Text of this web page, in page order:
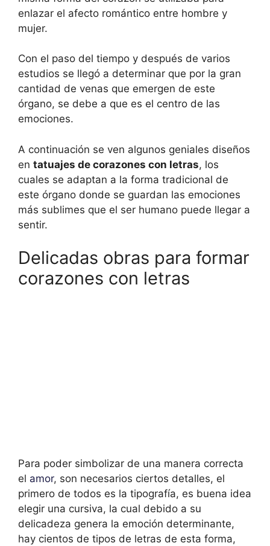
enlazar el afecto romántico entre hombre y
mujer.
Con el paso del tiempo y después de varios
estudios se llegó a determinar que por la gran
cantidad de venas que emergen de este
órgano, se debe a que es el centro de las
emociones.
A continuación se ven algunos geniales diseños
en tatuajes de corazones con letras, los
cuales se adaptan a la forma tradicional de
este órgano donde se guardan las emociones
más sublimes que el ser humano puede llegar a
sentir.
Delicadas obras para formar
corazones con letras
Para poder simbolizar de una manera correcta
el amor, son necesarios ciertos detalles, el
primero de todos es la tipografía, es buena idea
elegir una cursiva, la cual debido a su
delicadeza genera la emoción determinante,
hay cientos de tipos de letras de esta forma,